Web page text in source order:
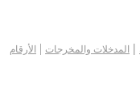
| المدخلات والمخرجات |
الأرقام